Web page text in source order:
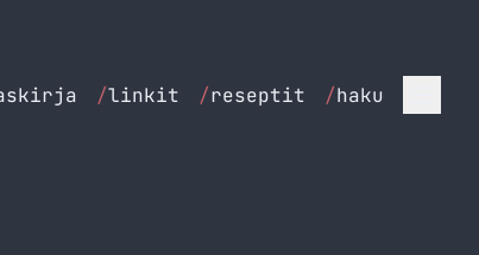
/linkit /reseptit /haku